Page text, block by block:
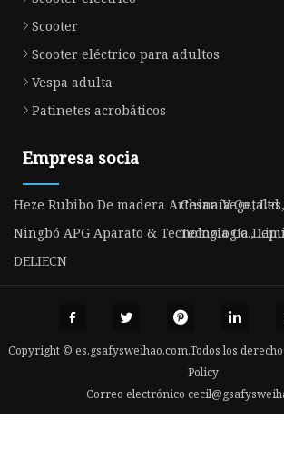
Scooter
Scooter eléctrico para adultos
Vespa adulta
Patinetes acrobáticos
Empresa socia
Heze Rubibo De madera Artesanía Co., Ltd
China
Ningbó APG Aparato & Tecnología Co.,
Tecnología
DELIECN
Copyright © es.gsafysweihao.com,Todos los
Policy
Correo electrónico